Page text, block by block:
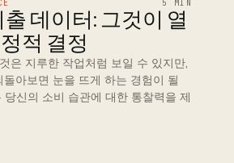
5 MIN
출 데이터: 그것이 열
적 결정
은 지루한 작업처럼 보일 수 있지만,
돌아보면 눈을 뜨게 하는 경험이 될
당신의 소비 습관에 대한 통찰력을 제